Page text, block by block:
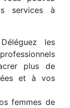
services à
les
plus de
et à vos
femmes de